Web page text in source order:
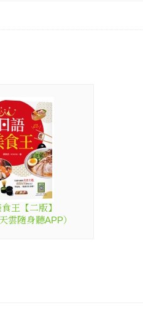
王【二版】
雲隨身聽APP）